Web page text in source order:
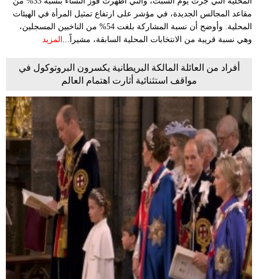
مقاعد المجالس الجديدة، في مؤشر على ارتفاع تمثيل المرأة في الهيئات
المحلية. وأوضح أن نسبة المشاركة بلغت 54% من الناخبين المسجلين،
وهي نسبة قريبة من الانتخابات المحلية السابقة، مشيراً... المزيد
أفراد من العائلة المالكة البريطانية يكسرون البروتوكول في
مواقف استثنائية أثارت اهتمام العالم